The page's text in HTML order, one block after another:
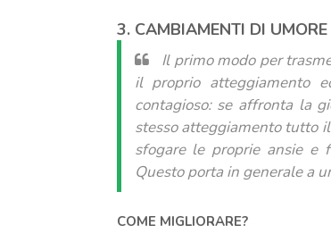
3. CAMBIAMENTI DI
Il primo modo per
il proprio atteggiamento
contagioso: se affronta la
stesso atteggiamento tutto
sfogare le proprie ansie e
Questo porta in generale a
COME MIGLIORARE?